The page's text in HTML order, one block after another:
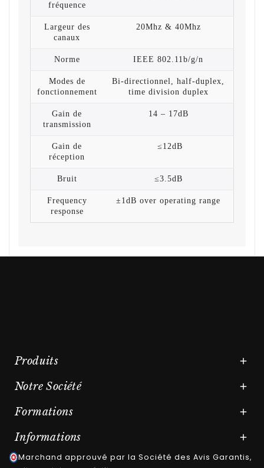
fréquence
Largeur des
canaux
20Mhz & 40Mhz
Norme IEEE 802.11b/g/n
Modes de
fonctionnement
Bi-directionnel, half-duplex,
time division duplex
Gain de
transmission
14 – 17dB
Gain de
réception
≤12dB
Bruit ≤3.5dB
Frequency
response
±1dB over operating range
Produits 
Notre Société 
Formations 
Informations 
Marchand approuvé par la Société des Avis Garantis,